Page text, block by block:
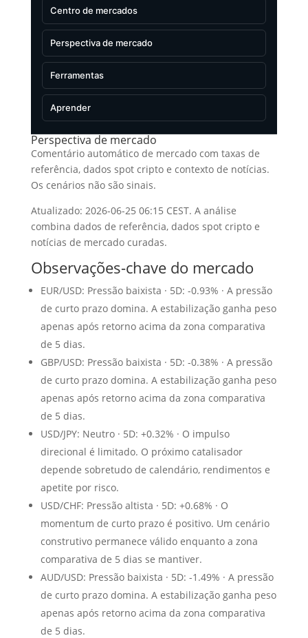
Centro de mercados
Perspectiva de mercado
Ferramentas
Aprender
Perspectiva de mercado
Comentário automático de mercado com taxas de
referência, dados spot cripto e contexto de notícias.
Os cenários não são sinais.
Atualizado: 2026-06-25 06:15 CEST. A análise
combina dados de referência, dados spot cripto e
notícias de mercado curadas.
Observações-chave do mercado
EUR/USD: Pressão baixista · 5D: -0.93% · A pressão
de curto prazo domina. A estabilização ganha peso
apenas após retorno acima da zona comparativa
de 5 dias.
GBP/USD: Pressão baixista · 5D: -0.38% · A pressão
de curto prazo domina. A estabilização ganha peso
apenas após retorno acima da zona comparativa
de 5 dias.
USD/JPY: Neutro · 5D: +0.32% · O impulso
direcional é limitado. O próximo catalisador
depende sobretudo de calendário, rendimentos e
apetite por risco.
USD/CHF: Pressão altista · 5D: +0.68% · O
momentum de curto prazo é positivo. Um cenário
construtivo permanece válido enquanto a zona
comparativa de 5 dias se mantiver.
AUD/USD: Pressão baixista · 5D: -1.49% · A pressão
de curto prazo domina. A estabilização ganha peso
apenas após retorno acima da zona comparativa
de 5 dias.